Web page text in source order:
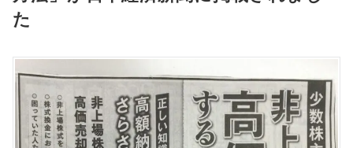
た